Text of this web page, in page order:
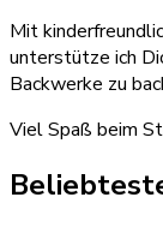
Mit
unterstütze ich
Backwerke zu
Viel Spaß beim